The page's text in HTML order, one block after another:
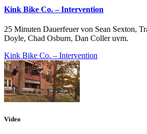
Kink Bike Co. – Intervention
25 Minuten Dauerfeuer von Sean Sexton,
Doyle, Chad Osburn, Dan Coller uvm.
Kink Bike Co. – Intervention
Video